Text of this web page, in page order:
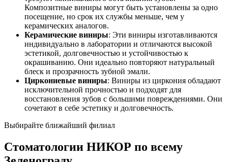
Композитные виниры могут быть установлены за одно
посещение, но срок их службы меньше, чем у
керамических аналогов.
Керамические виниры: Эти виниры изготавливаются
индивидуально в лаборатории и отличаются высокой
эстетикой, долговечностью и устойчивостью к
окрашиванию. Они идеально повторяют натуральный
блеск и прозрачность зубной эмали.
Циркониевые виниры: Виниры из циркония обладают
исключительной прочностью и подходят для
восстановления зубов с большими повреждениями. Они
сочетают в себе эстетику и долговечность.
Выбирайте ближайший филиал
Стоматологии НИКОР по всему